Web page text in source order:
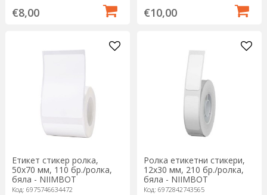
€8,00 €10,00
Етикет стикер ролка,
50x70 мм, 110 бр./ролка,
бяла - NIIMBOT
Код: 6975746634472
Ролка етикетни стикери,
12x30 мм, 210 бр./ролка,
бяла - NIIMBOT
Код: 6972842743565